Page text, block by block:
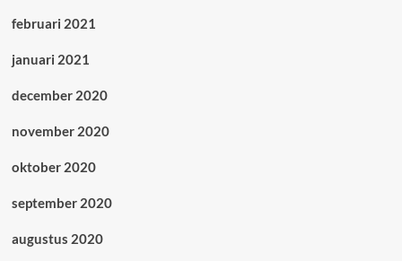
februari 2021
januari 2021
december 2020
november 2020
oktober 2020
september 2020
augustus 2020